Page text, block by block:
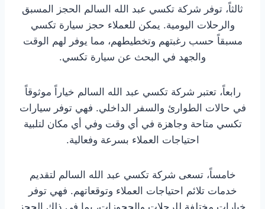
ثالثاً، توفر شركة تكسي عبد الله السالم الحجز المسبق
والرحلات اليومية. يمكن للعملاء حجز سيارة تكسي
مسبقاً حسب رغبتهم وتخطيطهم، مما يوفر لهم الوقت
والجهد في البحث عن سيارة تكسي.
رابعاً، تعتبر شركة تكسي عبد الله السالم خياراً موثوقاً
في حالات الطوارئ والسفر الداخلي. فهي توفر سيارات
تكسي متاحة وجاهزة في أي وقت وفي أي مكان لتلبية
احتياجات العملاء بسرعة وفعالية.
خامساً، تسعى شركة تكسي عبد الله السالم لتقديم
خدمات تلائم احتياجات العملاء وتوقعاتهم. فهي توفر